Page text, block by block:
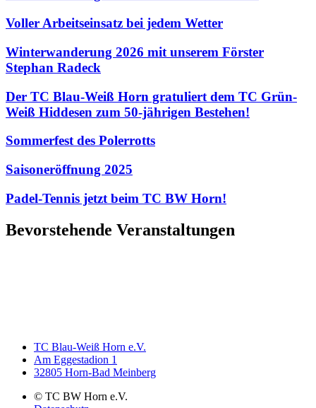
Voller Arbeitseinsatz bei jedem Wetter
Winterwanderung 2026 mit unserem Förster
Stephan Radeck
Der TC Blau-Weiß Horn gratuliert dem TC Grün-
Weiß Hiddesen zum 50-jährigen Bestehen!
Sommerfest des Polerrotts
Saisoneröffnung 2025
Padel-Tennis jetzt beim TC BW Horn!
Bevorstehende Veranstaltungen
TC Blau-Weiß Horn e.V.
Am Eggestadion 1
32805 Horn-Bad Meinberg
© TC BW Horn e.V.